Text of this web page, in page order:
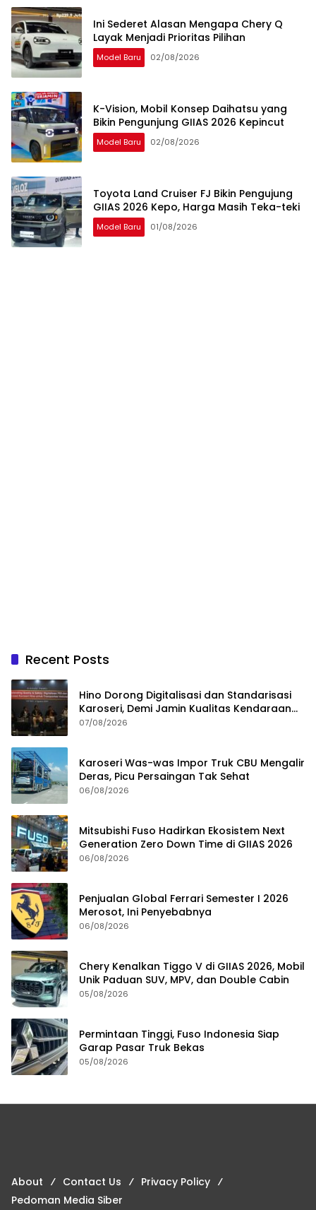
Ini Sederet Alasan Mengapa Chery Q
Layak Menjadi Prioritas Pilihan
Model Baru 02/08/2026
K-Vision, Mobil Konsep Daihatsu yang
Bikin Pengunjung GIIAS 2026 Kepincut
Model Baru 02/08/2026
Toyota Land Cruiser FJ Bikin Pengujung
GIIAS 2026 Kepo, Harga Masih Teka-teki
Model Baru 01/08/2026
Recent Posts
Hino Dorong Digitalisasi dan Standarisasi
Karoseri, Demi Jamin Kualitas Kendaraan
Pelanggan
07/08/2026
Karoseri Was-was Impor Truk CBU Mengalir
Deras, Picu Persaingan Tak Sehat
06/08/2026
Mitsubishi Fuso Hadirkan Ekosistem Next
Generation Zero Down Time di GIIAS 2026
06/08/2026
Penjualan Global Ferrari Semester I 2026
Merosot, Ini Penyebabnya
06/08/2026
Chery Kenalkan Tiggo V di GIIAS 2026, Mobil
Unik Paduan SUV, MPV, dan Double Cabin
05/08/2026
Permintaan Tinggi, Fuso Indonesia Siap
Garap Pasar Truk Bekas
05/08/2026
About Contact Us
Privacy Policy
Pedoman Media Siber